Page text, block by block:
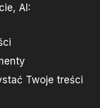
AI:
Twoje treści